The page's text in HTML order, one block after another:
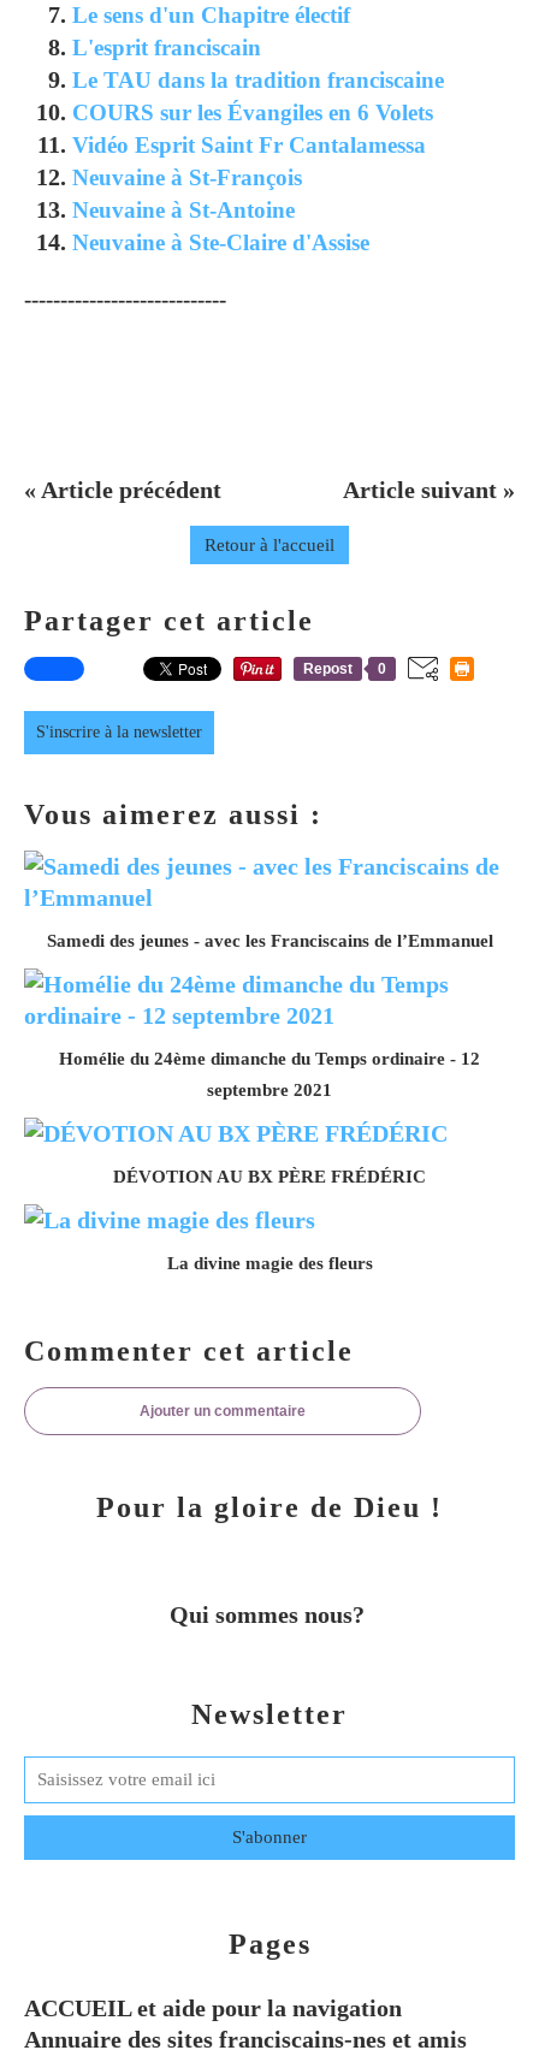
Le sens d'un Chapitre électif
L'esprit franciscain
Le TAU dans la tradition franciscaine
COURS sur les Évangiles en 6 Volets
Vidéo Esprit Saint Fr Cantalamessa
Neuvaine à St-François
Neuvaine à St-Antoine
Neuvaine à Ste-Claire d'Assise
----------------------------
« Article précédent Article suivant »
Retour à l'accueil
Partager cet article
Repost 0
S'inscrire à la newsletter
Vous aimerez aussi :
Samedi des jeunes - avec les Franciscains de l’Emmanuel
Homélie du 24ème dimanche du Temps ordinaire - 12
septembre 2021
DÉVOTION AU BX PÈRE FRÉDÉRIC
La divine magie des fleurs
Commenter cet article
Ajouter un commentaire
Newsletter
Pages
ACCUEIL et aide pour la navigation
Annuaire des sites franciscains-nes et amis
Pour la gloire de Dieu !
Qui sommes nous?